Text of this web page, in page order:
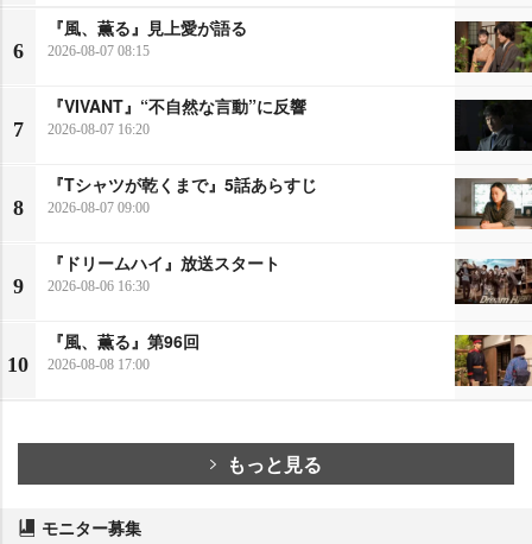
6
『風、薫る』見上愛が語る
2026-08-07 08:15
7
『VIVANT』“不自然な言動”に反響
2026-08-07 16:20
8
『Tシャツが乾くまで』5話あらすじ
2026-08-07 09:00
9
『ドリームハイ』放送スタート
2026-08-06 16:30
10
『風、薫る』第96回
2026-08-08 17:00
もっと見る
モニター募集